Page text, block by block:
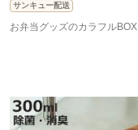
サンキュー配送
お弁当グッズのカラフルBOX